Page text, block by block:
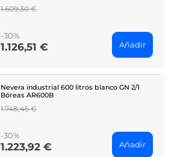
Regular
1.609,30 €
-30%
Price
1.126,51 € Añadir
Nevera industrial 600 litros blanco GN 2/1
Bóreas AR600B
Regular
1.748,45 €
-30%
Price
1.223,92 € Añadir